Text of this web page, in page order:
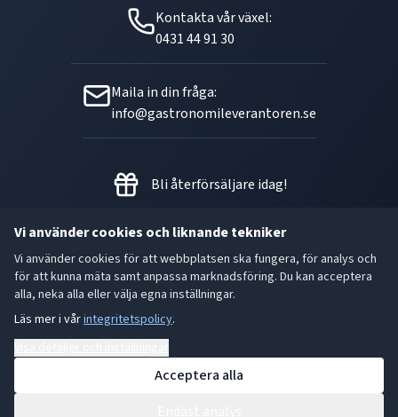
Vi använder cookies och liknande tekniker
Vi använder cookies för att webbplatsen ska fungera, för analys och
för att kunna mäta samt anpassa marknadsföring. Du kan acceptera
alla, neka alla eller välja egna inställningar.
Läs mer i vårintegritetspolicy.
Acceptera alla
Kontakta vår växel:
0431 44 91 30
Maila in din fråga:
info@gastronomileverantoren.se
Bli återförsäljare idag!
Metallgatan 21 B, 262 72
Ängelholm Orgnr: 556493-5780